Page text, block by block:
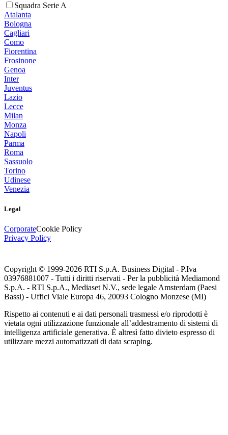
Squadra Serie A
Atalanta
Bologna
Cagliari
Como
Fiorentina
Frosinone
Genoa
Inter
Juventus
Lazio
Lecce
Milan
Monza
Napoli
Parma
Roma
Sassuolo
Torino
Udinese
Venezia
Legal
CorporateCookie Policy
Privacy Policy
Copyright © 1999-2026 RTI S.p.A. Business Digital - P.Iva
03976881007 - Tutti i diritti riservati - Per la pubblicità Mediamond
S.p.A. - RTI S.p.A., Mediaset N.V., sede legale Amsterdam (Paesi
Bassi) - Uffici Viale Europa 46, 20093 Cologno Monzese (MI)
Rispetto ai contenuti e ai dati personali trasmessi e/o riprodotti è
vietata ogni utilizzazione funzionale all’addestramento di sistemi di
intelligenza artificiale generativa. È altresì fatto divieto espresso di
utilizzare mezzi automatizzati di data scraping.